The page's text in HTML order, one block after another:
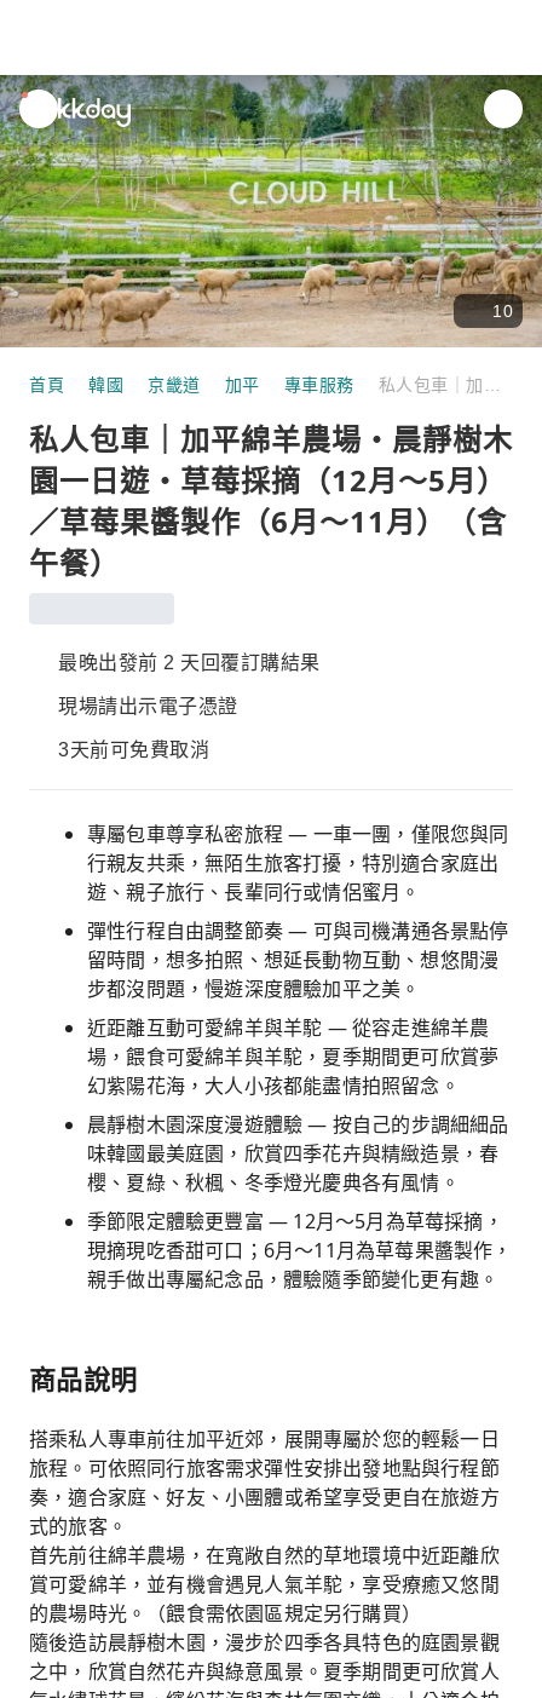
unread
notifications
10
首頁 韓國 京畿道 加平 專車服務
私人包車｜加平綿羊農場・晨靜樹木
園一日遊・草莓採摘（12月～5月）
／草莓果醬製作（6月～11月）（含
午餐）
最晚出發前 2 天回覆訂購結果
現場請出示電子憑證
3天前可免費取消
專屬包車尊享私密旅程 — 一車一團，僅限您與同
行親友共乘，無陌生旅客打擾，特別適合家庭出
遊、親子旅行、長輩同行或情侶蜜月。
彈性行程自由調整節奏 — 可與司機溝通各景點停
留時間，想多拍照、想延長動物互動、想悠閒漫
步都沒問題，慢遊深度體驗加平之美。
近距離互動可愛綿羊與羊駝 — 從容走進綿羊農
場，餵食可愛綿羊與羊駝，夏季期間更可欣賞夢
幻紫陽花海，大人小孩都能盡情拍照留念。
晨靜樹木園深度漫遊體驗 — 按自己的步調細細品
味韓國最美庭園，欣賞四季花卉與精緻造景，春
櫻、夏綠、秋楓、冬季燈光慶典各有風情。
季節限定體驗更豐富 — 12月～5月為草莓採摘，
現摘現吃香甜可口；6月～11月為草莓果醬製作，
親手做出專屬紀念品，體驗隨季節變化更有趣。
商品說明
搭乘私人專車前往加平近郊，展開專屬於您的輕鬆一日
旅程。可依照同行旅客需求彈性安排出發地點與行程節
奏，適合家庭、好友、小團體或希望享受更自在旅遊方
式的旅客。
首先前往綿羊農場，在寬敞自然的草地環境中近距離欣
賞可愛綿羊，並有機會遇見人氣羊駝，享受療癒又悠閒
的農場時光。（餵食需依園區規定另行購買）
隨後造訪晨靜樹木園，漫步於四季各具特色的庭園景觀
之中，欣賞自然花卉與綠意風景。夏季期間更可欣賞人